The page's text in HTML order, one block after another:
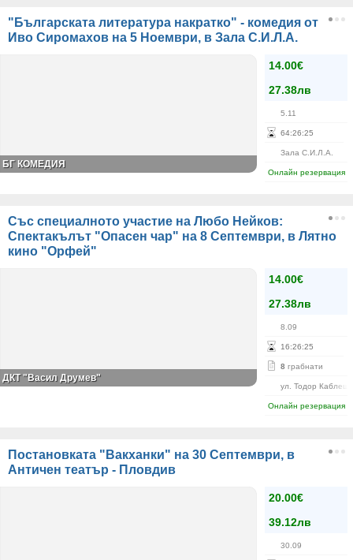
"Българската литература накратко" - комедия от
Иво Сиромахов на 5 Ноември, в Зала С.И.Л.А.
14.00€
27.38лв
5.11
64:26:25
Зала С.И.Л.А.
Онлайн резервация
БГ КОМЕДИЯ
Със специалното участие на Любо Нейков:
Спектакълът "Опасен чар" на 8 Септември, в Лятно
кино "Орфей"
14.00€
27.38лв
8.09
16:26:25
8 грабнати
ул. Тодор
Онлайн резервация
ДКТ "Васил Друмев"
Постановката "Вакханки" на 30 Септември, в
Античен театър - Пловдив
20.00€
39.12лв
30.09